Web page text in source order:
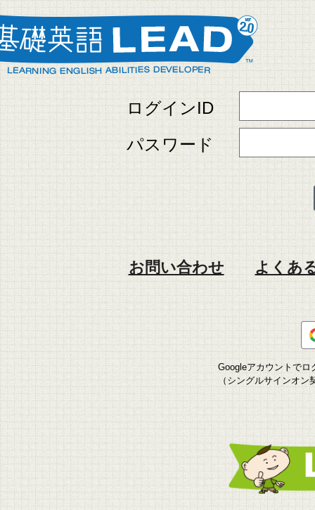
ログインID
パスワード
お問い合わせ よくあ
Googleアカウントでロ
（シングルサインオ